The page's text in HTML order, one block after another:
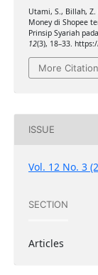
Utami, S., Billah, Z.
Money di Shopee
Prinsip Syariah
12(3), 18–33.
More
ISSUE
Vol. 12 No. 3
SECTION
Articles